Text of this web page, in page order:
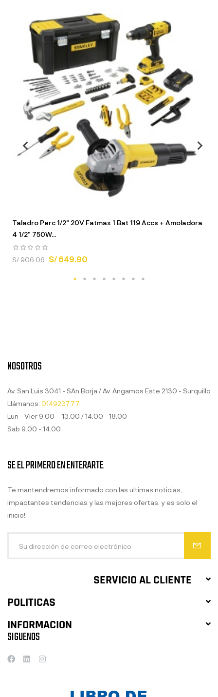
Taladro Perc 1/2" 20V Fatmax 1 Bat 119 Accs + Amoladora
4 1/2" 750W...
S/ 906.06 S/ 649.90
NOSOTROS
Av. San Luis 3041 - SAn Borja / Av. Angamos Este 2130 - Surquillo
Llámanos: 014923777
Lun - Vier 9.00 - 13.00 / 14.00 - 18.00
Sab 9.00 - 14.00
SERVICIO AL CLIENTE
POLITICAS
INFORMACION
SE EL PRIMERO EN ENTERARTE
Te mantendremos informado con las ultimas noticias,
impactantes tendencias y las mejores ofertas. y es solo el
inicio!.
SIGUENOS